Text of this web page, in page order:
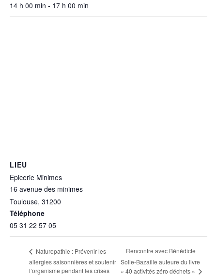
14 h 00 min - 17 h 00 min
LIEU
Epicerie Minimes
16 avenue des minimes
Toulouse, 31200
Téléphone
05 31 22 57 05
Naturopathie : Prévenir les
allergies saisonnières et soutenir
l’organisme pendant les crises
Rencontre avec Bénédicte
Solle-Bazaille auteure du livre
« 40 activités zéro déchets »